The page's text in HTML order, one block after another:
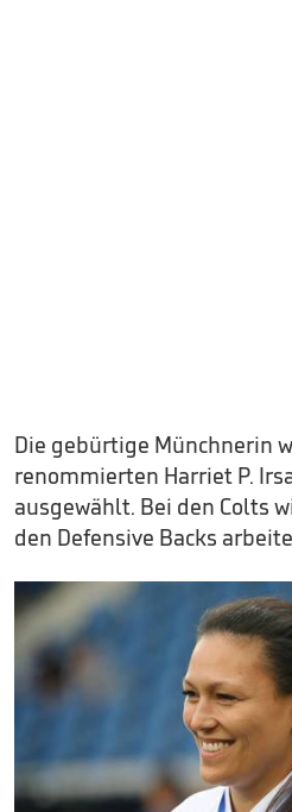
Die gebürtige Münchnerin
renommierten Harriet P.
ausgewählt. Bei den Colts
den Defensive Backs